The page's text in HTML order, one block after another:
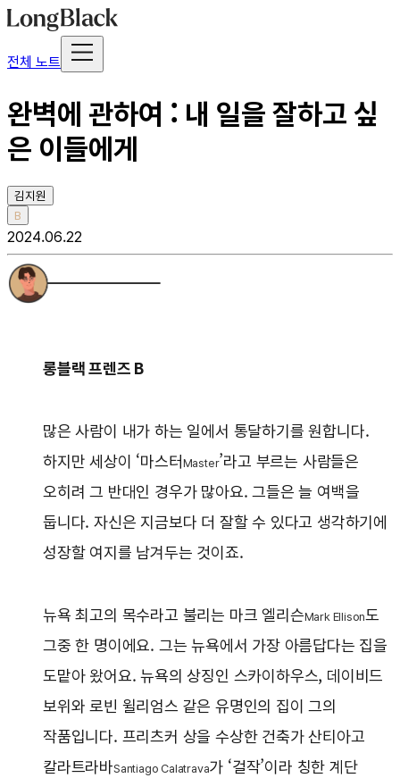
전체 노트
완벽에 관하여 : 내 일을 잘하고 싶
은 이들에게
김지원
B
2024.06.22
롱블랙 프렌즈 B
많은 사람이 내가 하는 일에서 통달하기를 원합니다.
하지만 세상이 ‘마스터 Master’라고 부르는 사람들은
오히려 그 반대인 경우가 많아요. 그들은 늘 여백을
둡니다. 자신은 지금보다 더 잘할 수 있다고 생각하기에
성장할 여지를 남겨두는 것이죠.
뉴욕 최고의 목수라고 불리는 마크 엘리슨Mark Ellison도
그중 한 명이에요. 그는 뉴욕에서 가장 아름답다는 집을
도맡아 왔어요. 뉴욕의 상징인 스카이하우스, 데이비드
보위와 로빈 윌리엄스 같은 유명인의 집이 그의
작품입니다. 프리츠커 상을 수상한 건축가 산티아고
칼라트라바Santiago Calatrava가 ‘걸작’이라 칭한 계단